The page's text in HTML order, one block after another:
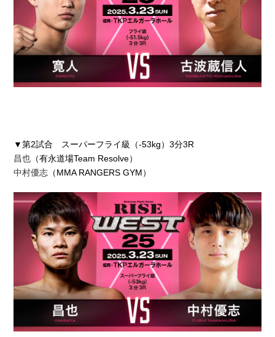
▼第2試合 スーパーフライ級（-53kg）3分3R
昌也 （有永道場Team Resolve）
中村優志 （MMA RANGERS GYM）